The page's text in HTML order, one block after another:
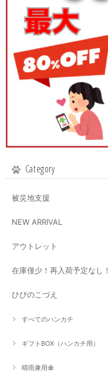
Category
被災地支援
NEW ARRIVAL
アウトレット
在庫僅少！再入荷予定なし！
ひびのこづえ
すべてのハンカチ
ギフトBOX（ハンカチ用）
晴雨兼用傘